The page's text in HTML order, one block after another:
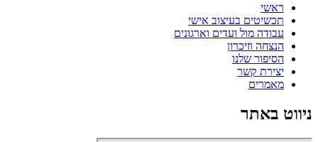
ראשי
תכשיטים בעיצוב אישי
עבודה מול ועדים וארגונים
הנצחה וזיכרון
הסיפור שלנו
יצירת קשר
מאמרים
ניווט באתר